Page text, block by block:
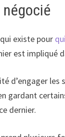
existe pour
est impliqué
d’engager les
gardant
dernier.